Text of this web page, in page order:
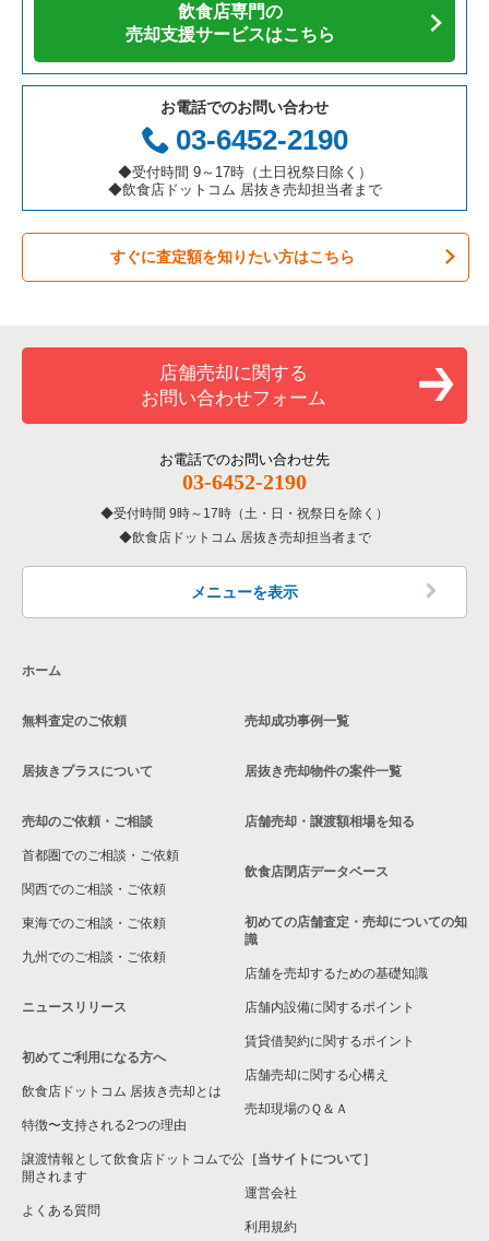
カフェの居抜き売却物件の案件一覧
テイクアウトの居抜き売却物件の案件一覧
お弁当・惣菜・デリの居抜き売却物件の案件一覧
カラオケ・パブ・スナックの居抜き売却物件の案件一覧
バーの居抜き売却物件の案件一覧
居酒屋・ダイニングバーの居抜き売却物件の案件一覧
洋食の居抜き売却物件の案件一覧
その他の居抜き売却物件の案件一覧
愛知県の飲食店の居抜き売却物件の案件一覧
岐阜県の飲食店の居抜き売却物件の案件一覧
三重県の飲食店の居抜き売却物件の案件一覧
大阪市福島区の飲食店の居抜き売却物件の案件一覧
豊中市の飲食店の居抜き売却物件の案件一覧
大阪市都島区の飲食店の居抜き売却物件の案件一覧
大阪市阿倍野区の飲食店の居抜き売却物件の案件一覧
東大阪市の飲食店の居抜き売却物件の案件一覧
吹田市の飲食店の居抜き売却物件の案件一覧
大阪市東住吉区の飲食店の居抜き売却物件の案件一覧
門真市の飲食店の居抜き売却物件の案件一覧
大阪市天王寺区の飲食店の居抜き売却物件の案件一覧
高石市の飲食店の居抜き売却物件の案件一覧
大阪市鶴見区の飲食店の居抜き売却物件の案件一覧
大阪市浪速区の飲食店の居抜き売却物件の案件一覧
八尾市の飲食店の居抜き売却物件の案件一覧
大東市の飲食店の居抜き売却物件の案件一覧
箕面市の飲食店の居抜き売却物件の案件一覧
大阪市淀川区の飲食店の居抜き売却物件の案件一覧
大阪市東成区の飲食店の居抜き売却物件の案件一覧
大阪市城東区の飲食店の居抜き売却物件の案件一覧
大阪市旭区の飲食店の居抜き売却物件の案件一覧
和泉市の飲食店の居抜き売却物件の案件一覧
池田市の飲食店の居抜き売却物件の案件一覧
大阪府の焼肉の居抜き売却物件の案件一覧
大阪府の鉄板焼き・お好み焼の居抜き売却物件の案件一覧
大阪府のアジア料理の居抜き売却物件の案件一覧
大阪府のカフェの居抜き売却物件の案件一覧
大阪府のテイクアウトの居抜き売却物件の案件一覧
大阪府のお弁当・惣菜・デリの居抜き売却物件の案件一覧
大阪府のバーの居抜き売却物件の案件一覧
大阪府の居酒屋・ダイニングバーの居抜き売却物件の案件一覧
大阪府の和食の居抜き売却物件の案件一覧
大阪府の洋食の居抜き売却物件の案件一覧
大阪府のその他の居抜き売却物件の案件一覧
大阪市西区のアジア料理の居抜き売却物件の案件一覧
大阪市西区のカフェの居抜き売却物件の案件一覧
大阪市西区のバーの居抜き売却物件の案件一覧
大阪市西区の居酒屋・ダイニングバーの居抜き売却物件の案件
大阪市西区の和食の居抜き売却物件の案件一覧
大阪市西区の洋食の居抜き売却物件の案件一覧
飲食店専門の
売却支援サービスはこちら
お電話でのお問い合わせ
03-6452-2190
◆受付時間 9～17時（土日祝祭日除く）
◆飲食店ドットコム 居抜き売却担当者まで
すぐに査定額を知りたい方はこちら
店舗売却に関する
お問い合わせフォーム
お電話でのお問い合わせ先
03-6452-2190
受付時間 9時～17時（土・日・祝祭日を除く）
飲食店ドットコム 居抜き売却担当者まで
メニューを表示
ホーム
無料査定のご依頼
居抜きプラスについて
売却のご依頼・ご相談
首都圏でのご相談・ご依頼
関西でのご相談・ご依頼
東海でのご相談・ご依頼
九州でのご相談・ご依頼
ニュースリリース
初めてご利用になる方へ
飲食店ドットコム 居抜き売却とは
特徴〜支持される2つの理由
譲渡情報として飲食店ドットコムで公
開されます
よくある質問
売却成功事例一覧
居抜き売却物件の案件一覧
店舗売却・譲渡額相場を知る
飲食店閉店データベース
初めての店舗査定・売却についての知
識
店舗を売却するための基礎知識
店舗内設備に関するポイント
賃貸借契約に関するポイント
店舗売却に関する心構え
売却現場のＱ＆Ａ
［当サイトについて］
運営会社
利用規約